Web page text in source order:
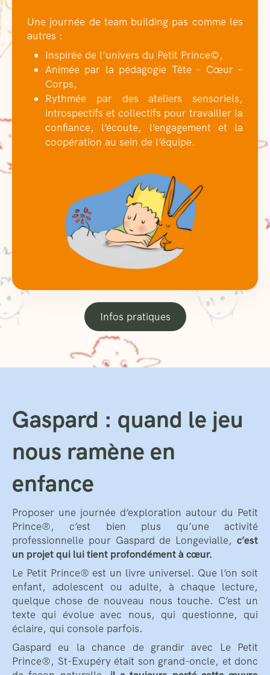
Une journée de team building pas comme les
autres :
Inspirée de l’univers du Petit Prince©,
Animée par la pédagogie Tête – Cœur –
Corps,
Rythmée par des ateliers sensoriels,
introspectifs et collectifs pour travailler la
confiance, l’écoute, l’engagement et la
coopération au sein de l’équipe.
Infos pratiques
Gaspard : quand le jeu
nous ramène en
enfance
Proposer une journée d’exploration autour du Petit
Prince®, c’est bien plus qu’une activité
professionnelle pour Gaspard de Longevialle, c’est
un projet qui lui tient profondément à cœur.
Le Petit Prince® est un livre universel. Que l’on soit
enfant, adolescent ou adulte, à chaque lecture,
quelque chose de nouveau nous touche. C’est un
texte qui évolue avec nous, qui questionne, qui
éclaire, qui console parfois.
Gaspard eu la chance de grandir avec Le Petit
Prince®, St-Exupéry était son grand-oncle, et donc